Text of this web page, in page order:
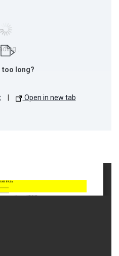
too long?
Open in new tab